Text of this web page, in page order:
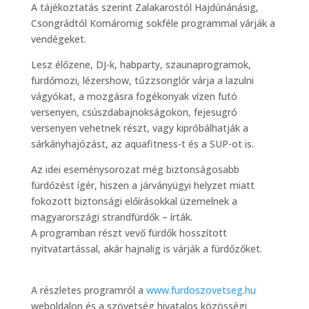
A tájékoztatás szerint Zalakarostól Hajdúnánásig,
Csongrádtól Komáromig sokféle programmal várják a
vendégeket.
Lesz élőzene, DJ-k, habparty, szaunaprogramok,
fürdőmozi, lézershow, tűzzsonglőr várja a lazulni
vágyókat, a mozgásra fogékonyak vízen futó
versenyen, csúszdabajnokságokon, fejesugró
versenyen vehetnek részt, vagy kipróbálhatják a
sárkányhajózást, az aquafitness-t és a SUP-ot is.
Az idei eseménysorozat még biztonságosabb
fürdőzést ígér, hiszen a járványügyi helyzet miatt
fokozott biztonsági előírásokkal üzemelnek a
magyarországi strandfürdők – írták.
A programban részt vevő fürdők hosszított
nyitvatartással, akár hajnalig is várják a fürdőzőket.
A részletes programról a www.furdoszovetseg.hu
weboldalon és a szövetség hivatalos közösségi